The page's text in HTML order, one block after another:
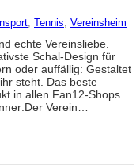
, Tennis, Vereinsheim
echte Vereinsliebe.
Schal-Design für
oder auffällig: Gestaltet
steht. Das beste
in allen Fan12-Shops
Verein…